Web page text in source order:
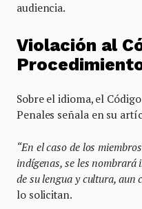
audiencia.
Violación al
Sobre el idioma, el
Penales señala en su
“En el caso de los
indígenas, se les
de su lengua y cultura, aun
lo solicitan.